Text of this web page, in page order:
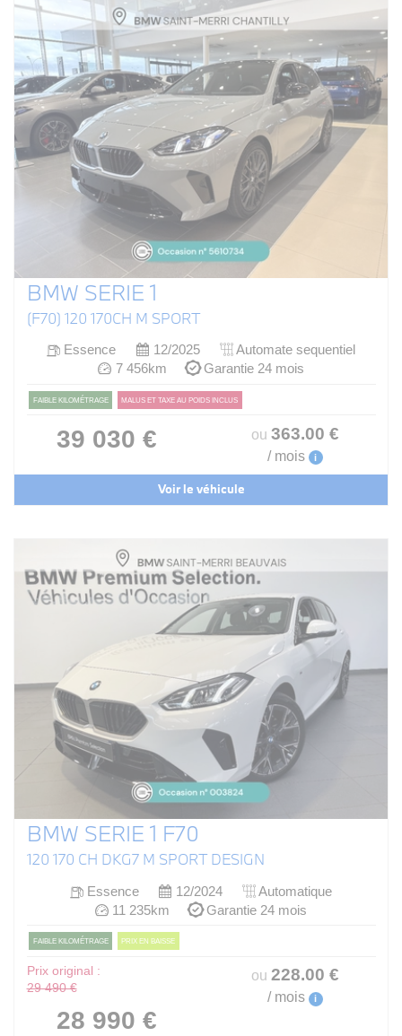
BMW SERIE 1
(F70) 120 170CH M SPORT
Essence 12/2025
Automate sequentiel
7 456km
Garantie 24 mois
FAIBLE KILOMÉTRAGE MALUS ET TAXE AU POIDS INCLUS
39 030 € ou 363.00 €
/ mois i
Voir le véhicule
BMW SERIE 1 F70
120 170 CH DKG7 M SPORT DESIGN
Essence 12/2024
Automatique
11 235km
Garantie 24 mois
FAIBLE KILOMÉTRAGE PRIX EN BAISSE
Prix original :
29 490 €
28 990 €
ou 228.00 €
/ mois i